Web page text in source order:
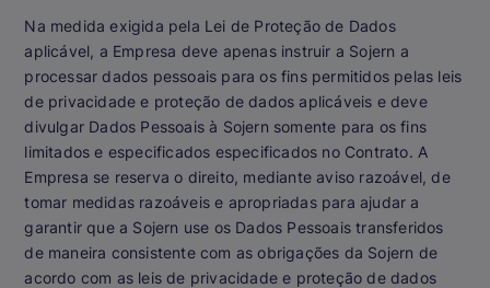
Na medida exigida pela Lei de Proteção de Dados
aplicável, a Empresa deve apenas instruir a Sojern a
processar dados pessoais para os fins permitidos pelas leis
de privacidade e proteção de dados aplicáveis e deve
divulgar Dados Pessoais à Sojern somente para os fins
limitados e especificados especificados no Contrato. A
Empresa se reserva o direito, mediante aviso razoável, de
tomar medidas razoáveis e apropriadas para ajudar a
garantir que a Sojern use os Dados Pessoais transferidos
de maneira consistente com as obrigações da Sojern de
acordo com as leis de privacidade e proteção de dados